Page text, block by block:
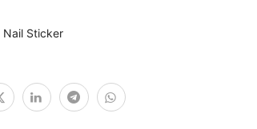
Nail Sticker